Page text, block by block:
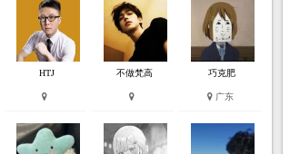
服务团队 网站建设 欧莱凯APP端下载 微信小程序/
HTJ 不做梵高 巧克肥
广东
↗学校教育 181